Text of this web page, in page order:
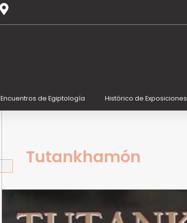
Encuentros de Egiptología Histórico de Exposiciones
Tutankhamón